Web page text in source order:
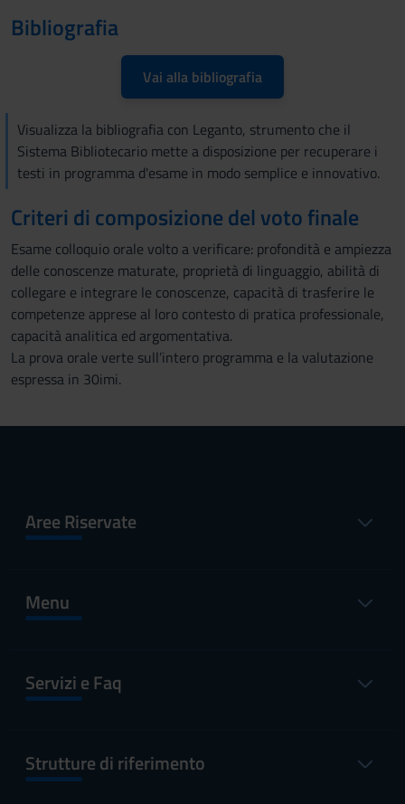
Bibliografia
Vai alla bibliografia
Visualizza la bibliografia con Leganto, strumento che il
Sistema Bibliotecario mette a disposizione per recuperare i
testi in programma d'esame in modo semplice e innovativo.
Criteri di composizione del voto finale
Esame colloquio orale volto a verificare: profondità e ampiezza
delle conoscenze maturate, proprietà di linguaggio, abilità di
collegare e integrare le conoscenze, capacità di trasferire le
competenze apprese al loro contesto di pratica professionale,
capacità analitica ed argomentativa.
La prova orale verte sull’intero programma e la valutazione
espressa in 30imi.
Aree Riservate
Menu
Servizi e Faq
Strutture di riferimento